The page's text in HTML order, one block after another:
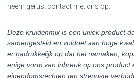
neem gerust contact met ons op.
Deze kruidenmix is een uniek product
samengesteld en voldoet aan hoge
er nadrukkelijk op dat het namaken,
enige vorm van inbreuk op ons product
eigendomsrechten ten strengste